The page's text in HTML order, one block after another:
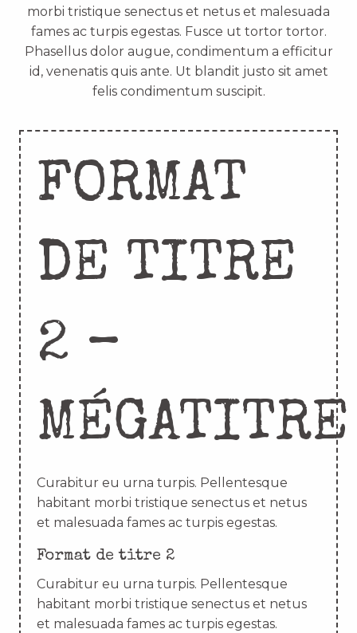
morbi tristique senectus et netus et malesuada
fames ac turpis egestas. Fusce ut tortor tortor.
Phasellus dolor augue, condimentum a efficitur
id, venenatis quis ante. Ut blandit justo sit amet
felis condimentum suscipit.
FORMAT
DE TITRE
2 –
MÉGATITRE
Curabitur eu urna turpis. Pellentesque
habitant morbi tristique senectus et netus
et malesuada fames ac turpis egestas.
Format de titre 2
Curabitur eu urna turpis. Pellentesque
habitant morbi tristique senectus et netus
et malesuada fames ac turpis egestas.